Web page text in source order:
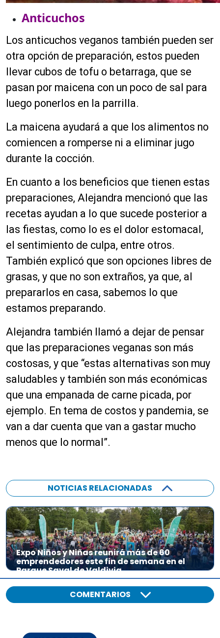
Anticuchos
Los anticuchos veganos también pueden ser
otra opción de preparación, estos pueden
llevar cubos de tofu o betarraga, que se
pasan por maicena con un poco de sal para
luego ponerlos en la parrilla.
La maicena ayudará a que los alimentos no
comiencen a romperse ni a eliminar jugo
durante la cocción.
En cuanto a los beneficios que tienen estas
preparaciones, Alejandra mencionó que las
recetas ayudan a lo que sucede posterior a
las fiestas, como lo es el dolor estomacal,
el sentimiento de culpa, entre otros.
También explicó que son opciones libres de
grasas, y que no son extraños, ya que, al
prepararlos en casa, sabemos lo que
estamos preparando.
Alejandra también llamó a dejar de pensar
que las preparaciones veganas son más
costosas, y que “estas alternativas son muy
saludables y también son más económicas
que una empanada de carne picada, por
ejemplo. En tema de costos y pandemia, se
van a dar cuenta que van a gastar mucho
menos que lo normal”.
NOTICIAS RELACIONADAS
Expo Niños y Niñas reunirá más de 60
emprendedores este fin de semana en el
Parque Saval de Valdivia
COMENTARIOS